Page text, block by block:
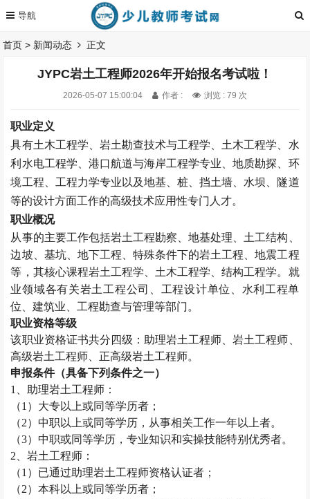
首页 > 新闻动态 正文
JYPC岩土工程师2026年开始报名考试啦！
2026-05-07 15:00:04 作者 : 浏览 : 79 次
职业定义
具有土木工程学、岩土勘查技术与工程学、土木工程学、水
利水电工程学、港口航道与海岸工程学专业、地质勘探、环
境工程、工程力学专业以及地基、桩、挡土墙、水坝、隧道
等的设计方面工作的高级技术应用性专门人才。
职业概况
从事的主要工作包括岩土工程勘察、地基处理、土工结构、
边坡、基坑、地下工程、特殊条件下的岩土工程、地震工程
等，其核心课程岩土工程学、土木工程学、结构工程学。就
业领域各有关岩土工程公司、工程设计单位、水利工程单
位、建筑业、工程勘查与管理等部门。
职业资格等级
该职业资格证书共分四级：助理岩土工程师 、岩土工程师
高级岩土工程师 、正高级岩土工程师。
申报条件（具备下列条件之一）
1、助理岩土工程师 ：
（1）大专以上或同等学历者；
（2）中职以上或同等学历，从事相关工作一年以上者。
（3）中职或同等学历，专业知识和实操技能特别优秀者。
2、岩土工程师 ：
（1）已通过助理岩土工程师资格认证者；
（2）本科以上或同等学历者；